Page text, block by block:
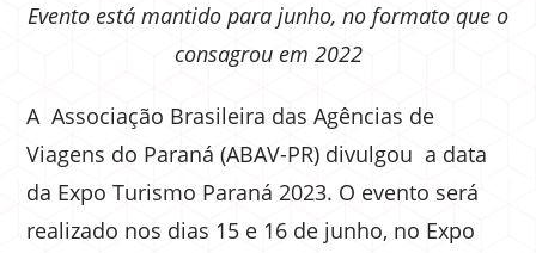
Evento está mantido para junho, no formato que o
consagrou em 2022
A Associação Brasileira das Agências de
Viagens do Paraná (ABAV-PR) divulgou a data
da Expo Turismo Paraná 2023. O evento será
realizado nos dias 15 e 16 de junho, no Expo